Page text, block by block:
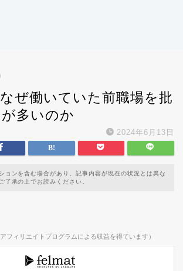
ぜ働いていた前職場を批
多いのか
2024年6月13日
ョンを含む場合があり、記事内容が現在の状況とは異な
了承の上でお読みください。
フィリエイトプログラムによる収益を得ています）